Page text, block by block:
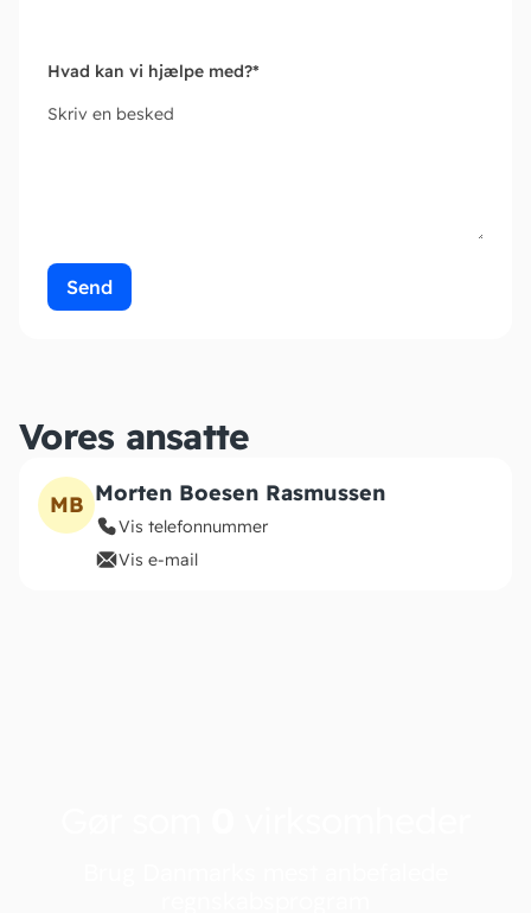
Hvad kan vi hjælpe med?*
Skriv en besked
Send
Vores ansatte
MB Morten Boesen Rasmussen
Vis telefonnummer
Vis e-mail